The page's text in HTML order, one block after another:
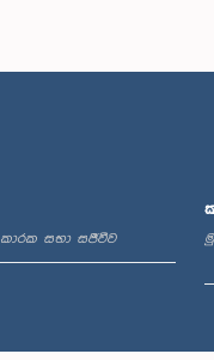
කාරක සභා සජීවීව